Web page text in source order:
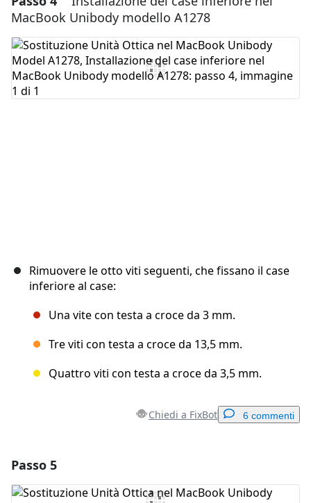
Aggiungi Commento
MacBook Unibody modello A1278
Rimuovere le otto viti seguenti, che fissano il case
inferiore al case:
Una vite con testa a croce da 3 mm.
Tre viti con testa a croce da 13,5 mm.
Quattro viti con testa a croce da 3,5 mm.
Chiedi a FixBot 6 commenti
Passo 5